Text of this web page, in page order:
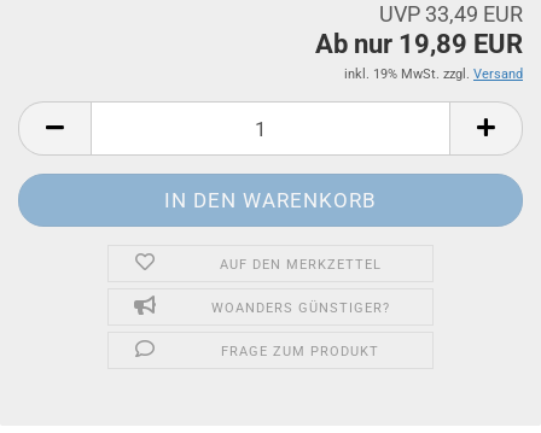
UVP 33,49 EUR
Ab nur 19,89 EUR
inkl. 19% MwSt. zzgl. Versand
AUF DEN MERKZETTEL
WOANDERS GÜNSTIGER?
FRAGE ZUM PRODUKT